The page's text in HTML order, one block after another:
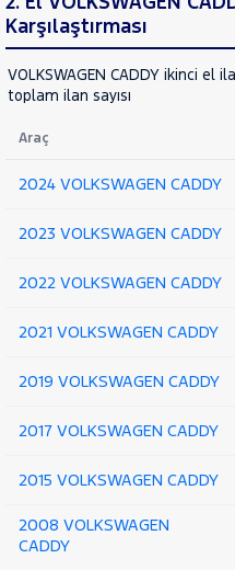
BMT
COMFORTLINE
2.0
TDI
SCR
2.0
TDI
DSG
VAN
TDI
CRAFTER
PASSAT
PASSAT
Karşılaştırması
VOLKSWAGEN CADDY ikinci el
toplam ilan sayısı
Araç
2024 VOLKSWAGEN CADDY
2023 VOLKSWAGEN CADDY
2022 VOLKSWAGEN CADDY
2021 VOLKSWAGEN CADDY
2019 VOLKSWAGEN CADDY
2017 VOLKSWAGEN CADDY
2015 VOLKSWAGEN CADDY
2008 VOLKSWAGEN
CADDY